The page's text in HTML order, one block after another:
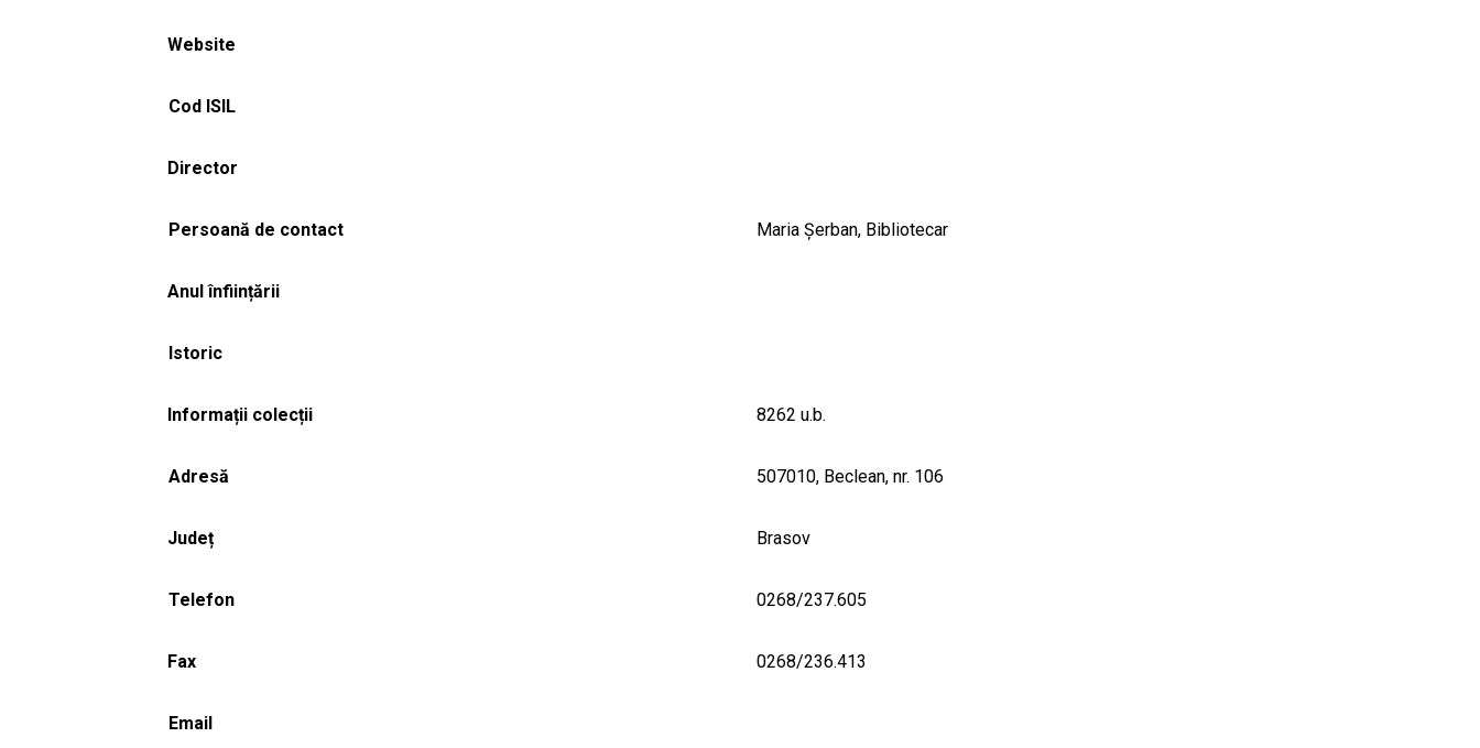
Website
Cod ISIL
Director
Persoană de contact Maria Şerban, Bibliotecar
Anul înființării
Istoric
Informații colecții 8262 u.b.
Adresă 507010, Beclean, nr. 106
Județ Brasov
Telefon 0268/237.605
Fax 0268/236.413
Email